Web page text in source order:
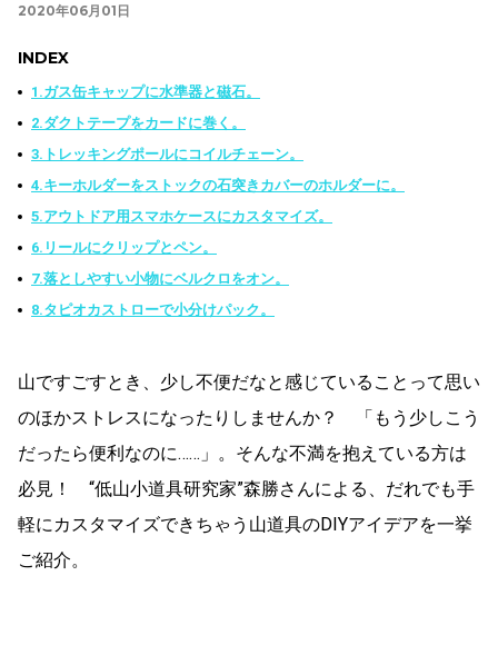
2020年06月01日
INDEX
1.ガス缶キャップに水準器と磁石。
2.ダクトテープをカードに巻く。
3.トレッキングポールにコイルチェーン。
4.キーホルダーをストックの石突きカバーのホルダーに。
5.アウトドア用スマホケースにカスタマイズ。
6.リールにクリップとペン。
7.落としやすい小物にベルクロをオン。
8.タピオカストローで小分けパック。
山ですごすとき、少し不便だなと感じていることって思い
のほかストレスになったりしませんか？ 「もう少しこう
だったら便利なのに……」。そんな不満を抱えている方は
必見！ “低山小道具研究家”森勝さんによる、だれでも手
軽にカスタマイズできちゃう山道具のDIYアイデアを一挙
ご紹介。